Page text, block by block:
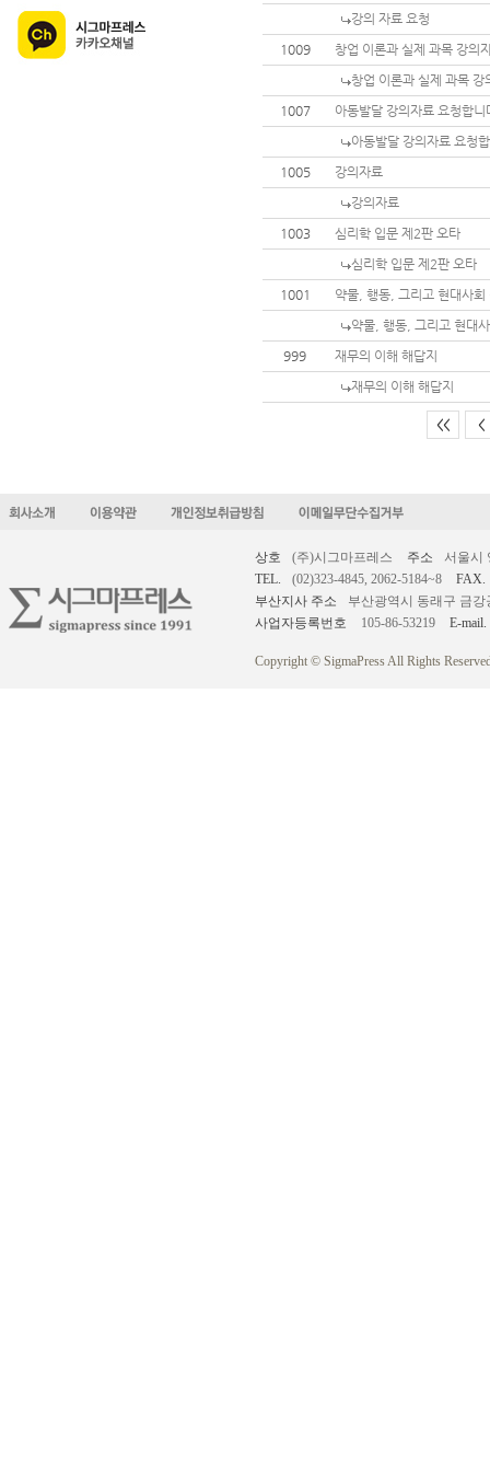
강의 자료 요청
1009
창업 이론과 실제 과목 강의
창업 이론과 실제 과목 강
1007
아동발달 강의자료 요청합니
아동발달 강의자료 요청
1005
강의자료
강의자료
1003
심리학 입문 제2판 오타
심리학 입문 제2판 오타
1001
약물, 행동, 그리고 현대사
약물, 행동, 그리고 현대
999
재무의 이해 해답지
재무의 이해 해답지
<< <
상호 (주)시그마프레스 주소
서울시
TEL.
(02)323-4845, 2062-5184~8
FAX.
부산지사 주소
부산광역시 동래구 금강
사업자등록번호
105-86-53219 E-mail.
Copyright © SigmaPress All Rights